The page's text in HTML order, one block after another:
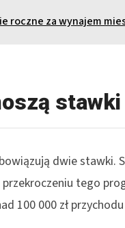
roczne za wynajem
dwie stawki.
tego
100 000 zł